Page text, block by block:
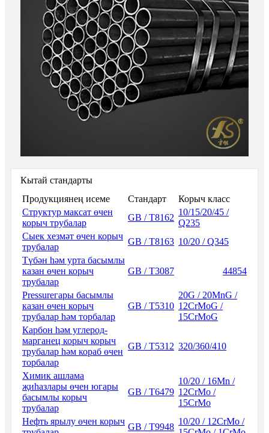
Кытай стандарты
Продукциянең исеме
Стандарт
Корыч класс
Структур максат өчен
корыч трубалар
GB / T8162
10/15/20/45 /
Q235
Сыек хезмәт өчен корыч
трубалар
GB / T8163 10/20 / Q345
Түбән һәм урта басымлы
казан өчен корыч
трубалар
GB / T3087 44854
Pressureгары басымлы
казан өчен корыч
трубалар һәм торбалар
GB / T5310
20G / 20MnG /
12CrMoG /
15CrMoG
Карбон һәм углерод-
марганец корыч корыч
трубалар һәм кораб өчен
торбалар
GB / T5312 320/360/410
Химик ашлама
җиһазлары өчен югары
басымлы корыч
трубалар
GB / T6479
10/20 / 16Mn /
12CrMo /
15CrMo
Нефть ярылу өчен корыч
GB / T9948
10/20 / 12CrMo /